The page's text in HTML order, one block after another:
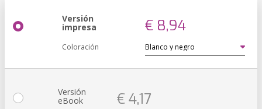
Versión
impresa € 8,94
Coloración
Versión
eBook € 4,17